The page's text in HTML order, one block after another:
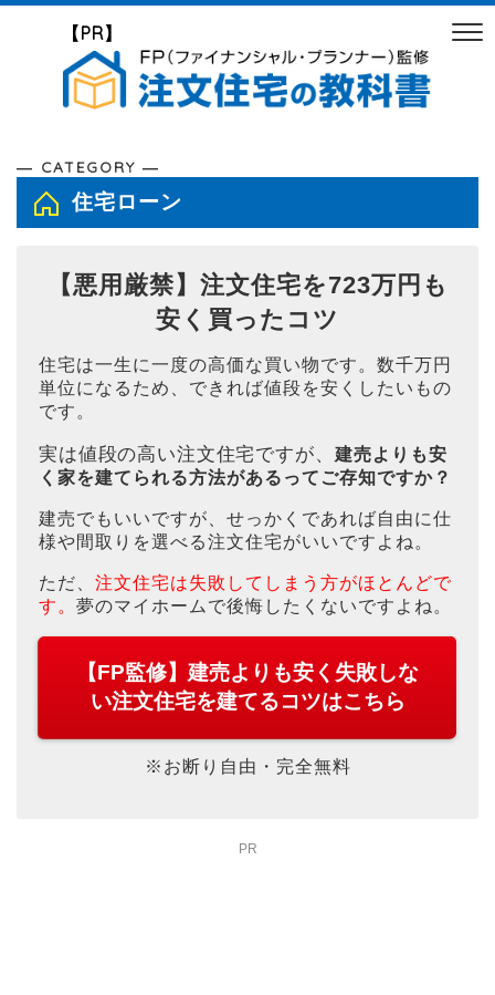
【PR】
― CATEGORY ―
住宅ローン
【悪用厳禁】注文住宅を723万円も
安く買ったコツ
住宅は一生に一度の高価な買い物です。数千万円
単位になるため、できれば値段を安くしたいもの
です。
実は値段の高い注文住宅ですが、 建売よりも安
く家を建てられる方法があるってご存知ですか？
建売でもいいですが、せっかくであれば自由に仕
様や間取りを選べる注文住宅がいいですよね。
ただ、 注文住宅は失敗してしまう方がほとんどで
す。 夢のマイホームで後悔したくないですよね。
【FP監修】建売よりも安く失敗しな
い注文住宅を建てるコツはこちら
※お断り自由・完全無料
PR